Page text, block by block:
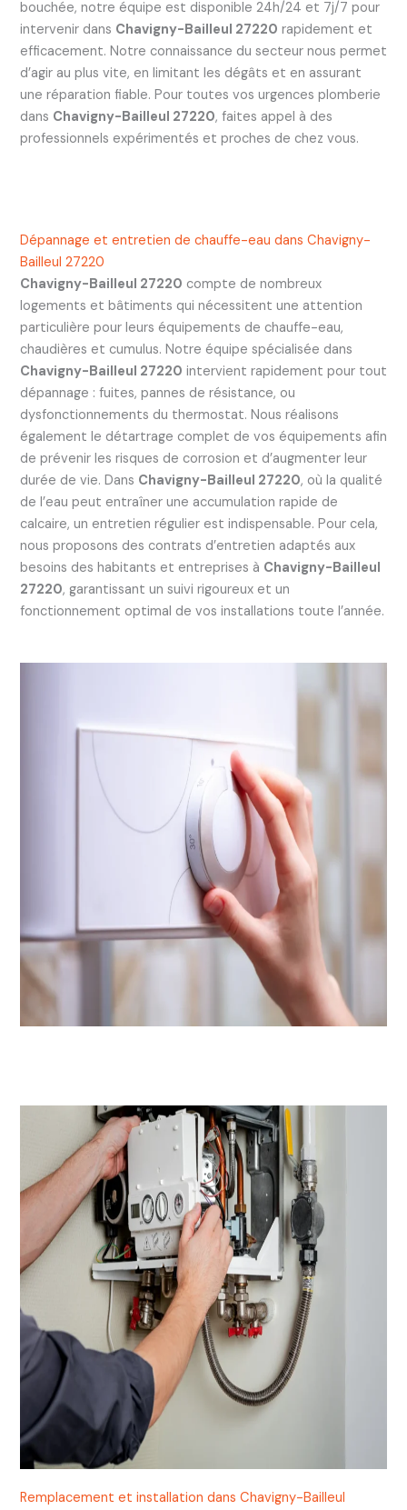
bouchée, notre équipe est disponible 24h/24 et 7j/7 pour
intervenir dans Chavigny-Bailleul 27220 rapidement et
efficacement. Notre connaissance du secteur nous permet
d’agir au plus vite, en limitant les dégâts et en assurant
une réparation fiable. Pour toutes vos urgences plomberie
dans Chavigny-Bailleul 27220, faites appel à des
professionnels expérimentés et proches de chez vous.
Dépannage et entretien de chauffe-eau dans Chavigny-
Bailleul 27220
Chavigny-Bailleul 27220 compte de nombreux
logements et bâtiments qui nécessitent une attention
particulière pour leurs équipements de chauffe-eau,
chaudières et cumulus. Notre équipe spécialisée dans
Chavigny-Bailleul 27220 intervient rapidement pour tout
dépannage : fuites, pannes de résistance, ou
dysfonctionnements du thermostat. Nous réalisons
également le détartrage complet de vos équipements afin
de prévenir les risques de corrosion et d’augmenter leur
durée de vie. Dans Chavigny-Bailleul 27220, où la qualité
de l’eau peut entraîner une accumulation rapide de
calcaire, un entretien régulier est indispensable. Pour cela,
nous proposons des contrats d’entretien adaptés aux
besoins des habitants et entreprises à Chavigny-Bailleul
27220, garantissant un suivi rigoureux et un
fonctionnement optimal de vos installations toute l’année.
Remplacement et installation dans Chavigny-Bailleul